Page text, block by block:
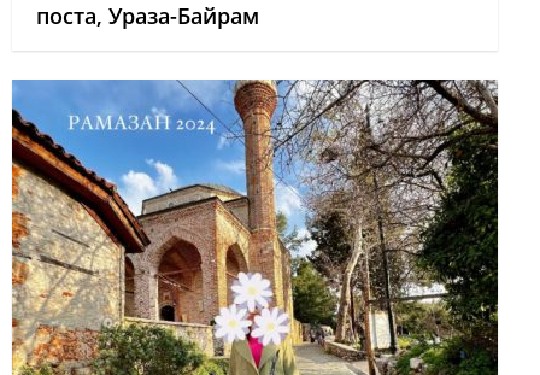
поста, Ураза-Байрам